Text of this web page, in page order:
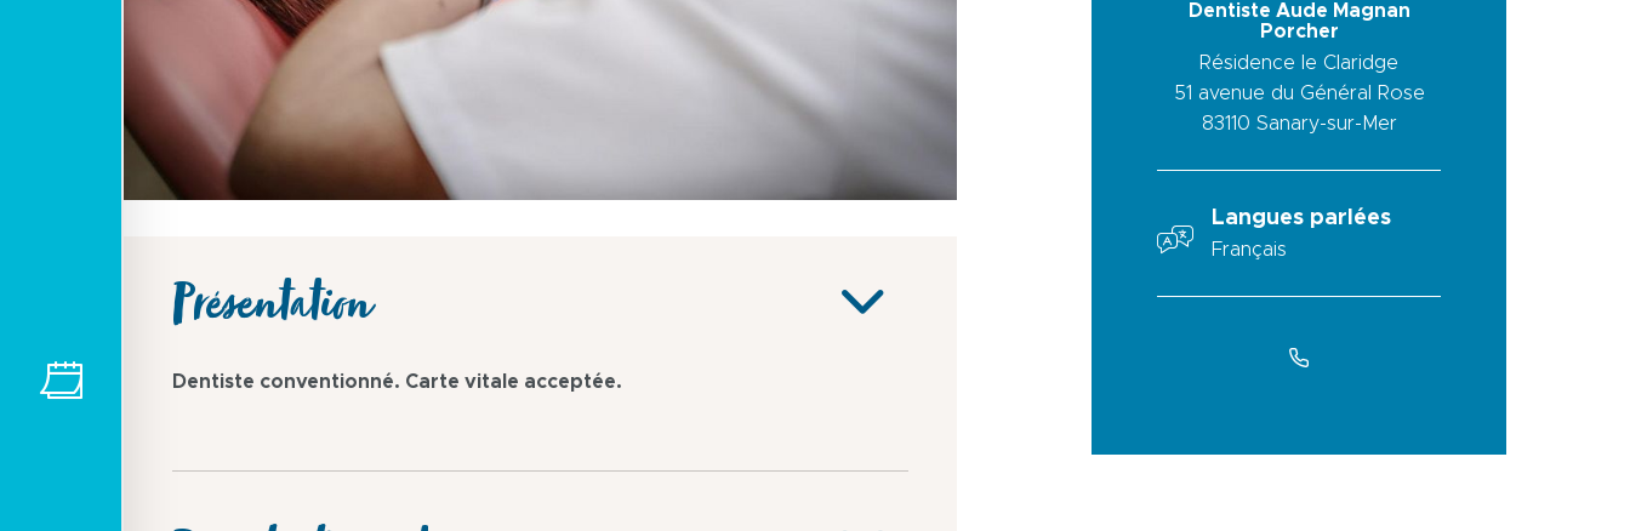
Présentation
Dentiste conventionné. Carte vitale acceptée.
Dentiste Aude Magnan
Porcher
Résidence le Claridge
51 avenue du Général Rose
83110 Sanary-sur-Mer
Langues parlées
Français